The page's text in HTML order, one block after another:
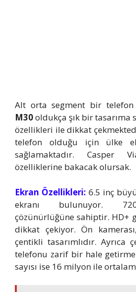
Alt orta segment bir
M30oldukça şık bir tasarıma
özellikleri ile dikkat
telefon olduğu için ülke
sağlamaktadır. Casper
özelliklerine bakacak olursak.
Ekran Özellikleri: 6.5 inç
ekranı bulunuyor.
çözünürlüğüne sahiptir. HD+
dikkat çekiyor. Ön
çentikli tasarımlıdır. Ayrıca
telefonu zarif bir hale
sayısı ise 16 milyon ile